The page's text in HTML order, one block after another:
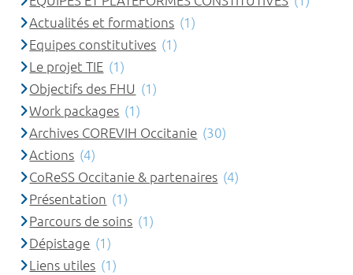
Actualités et formations (1)
Equipes constitutives (1)
Le projet TIE (1)
Objectifs des FHU (1)
Work packages (1)
Archives COREVIH Occitanie (30)
Actions (4)
CoReSS Occitanie & partenaires (4)
Présentation (1)
Parcours de soins (1)
Dépistage (1)
Liens utiles (1)